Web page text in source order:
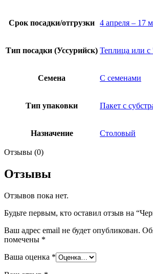
Срок посадки/отгрузки 4 апреля – 17
Тип посадки (Уссурийск) Теплица или с
Семена С семенами
Тип упаковки Пакет с
Назначение Столовый
Отзывы (0)
Отзывы
Отзывов пока нет.
Будьте первым, кто оставил отзыв на
Ваш адрес email не будет опубликован.
помечены *
Ваша оценка *